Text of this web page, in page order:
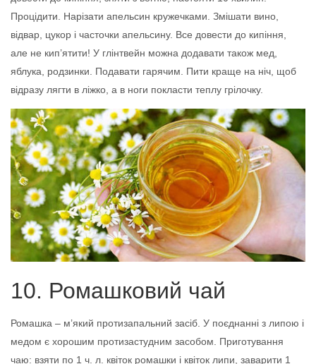
Процідити. Нарізати апельсин кружечками. Змішати вино,
відвар, цукор і часточки апельсину. Все довести до кипіння,
але не кип’ятити! У глінтвейн можна додавати також мед,
яблука, родзинки. Подавати гарячим. Пити краще на ніч, щоб
відразу лягти в ліжко, а в ноги покласти теплу грілочку.
10. Ромашковий чай
Ромашка – м’який протизапальний засіб. У поєднанні з липою і
медом є хорошим протизастудним засобом. Приготування
чаю: взяти по 1 ч. л. квіток ромашки і квіток липи, заварити 1